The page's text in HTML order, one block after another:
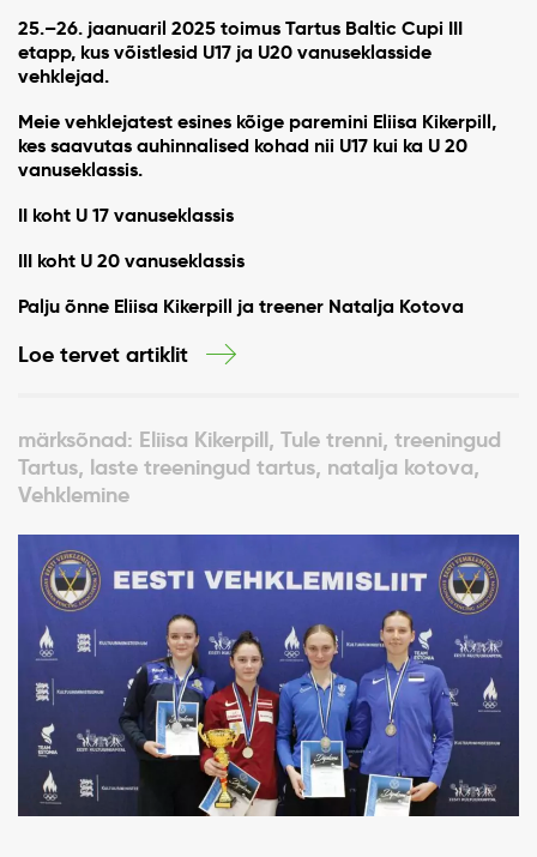
25.–26. jaanuaril 2025 toimus Tartus Baltic Cupi III
etapp, kus võistlesid U17 ja U20 vanuseklasside
vehklejad.
Meie vehklejatest esines kõige paremini Eliisa Kikerpill,
kes saavutas auhinnalised kohad nii U17 kui ka U 20
vanuseklassis.
II koht U 17 vanuseklassis
III koht U 20 vanuseklassis
Palju õnne Eliisa Kikerpill ja treener Natalja Kotova
Loe tervet artiklit
märksõnad: Eliisa Kikerpill, Tule trenni, treeningud
Tartus, laste treeningud tartus, natalja kotova,
Vehklemine